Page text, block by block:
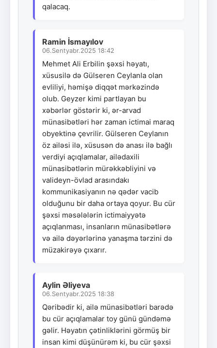
qalacaq.
Ramin İsmayılov
06.Sentyabr.2025 18:42
Mehmet Ali Erbilin şəxsi həyatı,
xüsusilə də Gülseren Ceylanla olan
evliliyi, həmişə diqqət mərkəzində
olub. Geyzer kimi partlayan bu
xəbərlər göstərir ki, ər-arvad
münasibətləri hər zaman ictimai maraq
obyektinə çevrilir. Gülseren Ceylanın
öz ailəsi ilə, xüsusən də anası ilə bağlı
verdiyi açıqlamalar, ailədaxili
münasibətlərin mürəkkəbliyini və
valideyn-övlad arasındakı
kommunikasiyanın nə qədər vacib
olduğunu bir daha ortaya qoyur. Bu cür
şəxsi məsələlərin ictimaiyyətə
açıqlanması, insanların münasibətlərə
və ailə dəyərlərinə yanaşma tərzini də
müzakirəyə çıxarır.
Aylin Əliyeva
06.Sentyabr.2025 18:38
Qəribədir ki, ailə münasibətləri barədə
bu cür açıqlamalar toy günü gündəmə
gəlir. Həyatın çətinliklərini görmüş bir
insan kimi düşünürəm ki, bu cür şəxsi